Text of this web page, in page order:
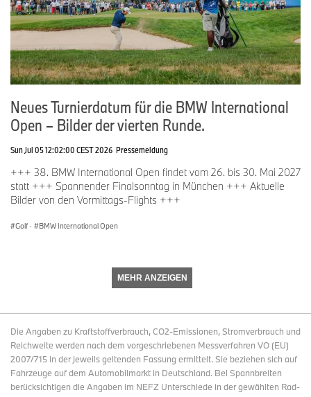
Neues Turnierdatum für die BMW International
Open – Bilder der vierten Runde.
Sun Jul 05 12:02:00 CEST 2026 Pressemeldung
+++ 38. BMW International Open findet vom 26. bis 30. Mai 2027
statt +++ Spannender Finalsonntag in München +++ Aktuelle
Bilder von den Vormittags-Flights +++
Golf · BMW International Open
MEHR ANZEIGEN
Die Angaben zu Kraftstoffverbrauch, CO2-Emissionen, Stromverbrauch und
Reichweite werden nach dem vorgeschriebenen Messverfahren VO (EU)
2007/715 in der jeweils geltenden Fassung ermittelt. Sie beziehen sich auf
Fahrzeuge auf dem Automobilmarkt in Deutschland. Bei Spannbreiten
berücksichtigen die Angaben im NEFZ Unterschiede in der gewählten Rad-